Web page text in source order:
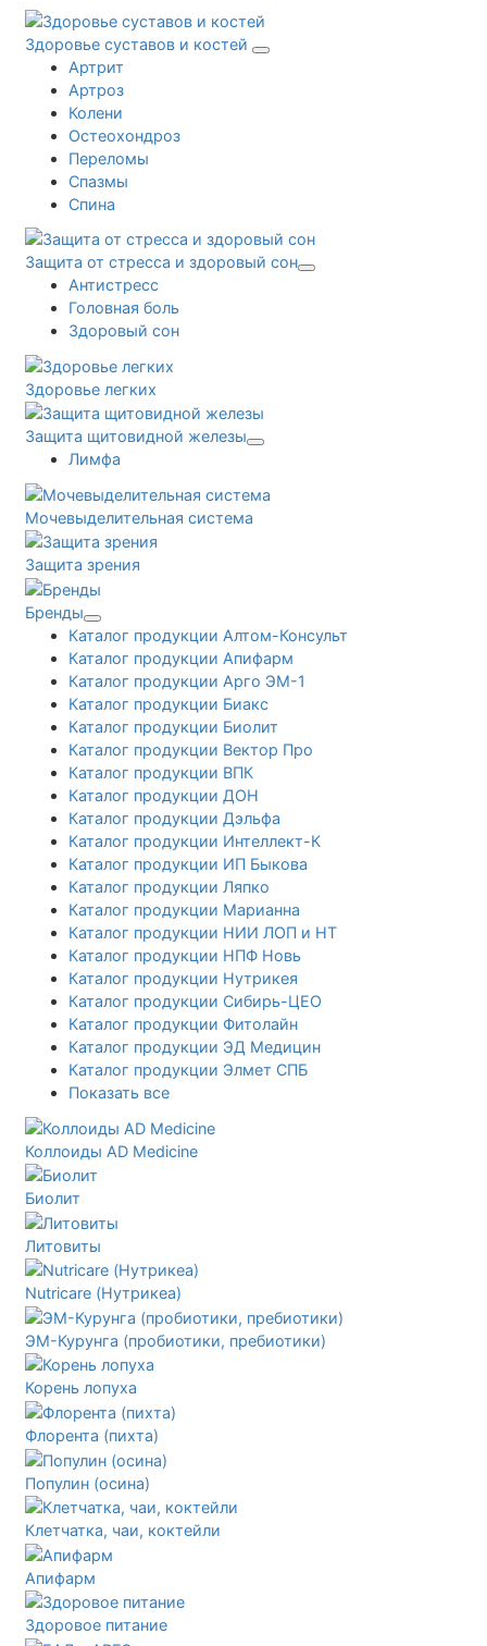
Здоровье суставов и костей
Артрит
Артроз
Колени
Остеохондроз
Переломы
Спазмы
Спина
Защита от стресса и здоровый сон
Антистресс
Головная боль
Здоровый сон
Здоровье легких
Защита щитовидной железы
Лимфа
Мочевыделительная система
Защита зрения
Бренды
Каталог продукции Алтом-Консульт
Каталог продукции Апифарм
Каталог продукции Арго ЭМ-1
Каталог продукции Биакс
Каталог продукции Биолит
Каталог продукции Вектор Про
Каталог продукции ВПК
Каталог продукции ДОН
Каталог продукции Дэльфа
Каталог продукции Интеллект-К
Каталог продукции ИП Быкова
Каталог продукции Ляпко
Каталог продукции Марианна
Каталог продукции НИИ ЛОП и НТ
Каталог продукции НПФ Новь
Каталог продукции Нутрикея
Каталог продукции Сибирь-ЦЕО
Каталог продукции Фитолайн
Каталог продукции ЭД Медицин
Каталог продукции Элмет СПБ
Показать все
Коллоиды AD Medicine
Биолит
Литовиты
Nutricare (Нутрикеа)
ЭМ-Курунга (пробиотики, пребиотики)
Корень лопуха
Флорента (пихта)
Популин (осина)
Клетчатка, чаи, коктейли
Апифарм
Здоровое питание